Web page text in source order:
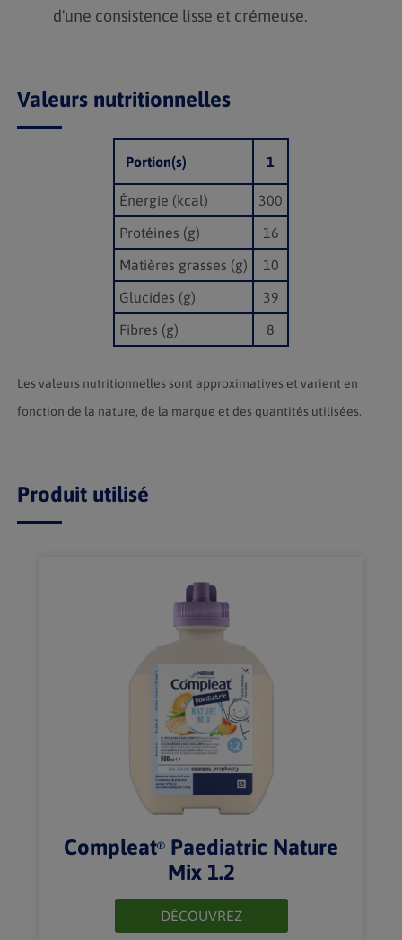
d'une consistence lisse et crémeuse.
Produit utilisé
Compleat® Paediatric Nature
Mix 1.2
DÉCOUVREZ
Valeurs nutritionnelles
Portion(s) 1
Énergie (kcal)
300
Protéines (g)
16
Matières grasses (g)
10
Glucides (g)
39
Fibres (g)
8
Les valeurs nutritionnelles sont approximatives et varient en
fonction de la nature, de la marque et des quantités utilisées.